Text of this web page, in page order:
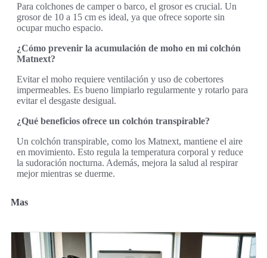
Para colchones de camper o barco, el grosor es crucial. Un
grosor de 10 a 15 cm es ideal, ya que ofrece soporte sin
ocupar mucho espacio.
¿Cómo prevenir la acumulación de moho en mi colchón
Matnext?
Evitar el moho requiere ventilación y uso de cobertores
impermeables. Es bueno limpiarlo regularmente y rotarlo para
evitar el desgaste desigual.
¿Qué beneficios ofrece un colchón transpirable?
Un colchón transpirable, como los Matnext, mantiene el aire
en movimiento. Esto regula la temperatura corporal y reduce
la sudoración nocturna. Además, mejora la salud al respirar
mejor mientras se duerme.
Mas